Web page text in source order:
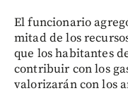
El funcionario
mitad de los
que los habitantes
contribuir con los
valorizarán con los